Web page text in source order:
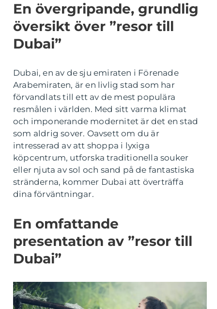
En övergripande, grundlig
översikt över ”resor till
Dubai”
Dubai, en av de sju emiraten i Förenade
Arabemiraten, är en livlig stad som har
förvandlats till ett av de mest populära
resmålen i världen. Med sitt varma klimat
och imponerande modernitet är det en stad
som aldrig sover. Oavsett om du är
intresserad av att shoppa i lyxiga
köpcentrum, utforska traditionella souker
eller njuta av sol och sand på de fantastiska
stränderna, kommer Dubai att överträffa
dina förväntningar.
En omfattande
presentation av ”resor till
Dubai”